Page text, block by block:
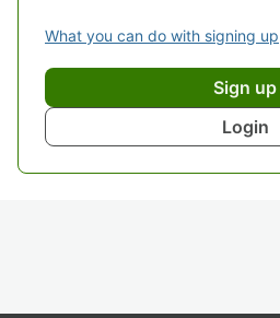
What you can do with signing up
Sign up
Login